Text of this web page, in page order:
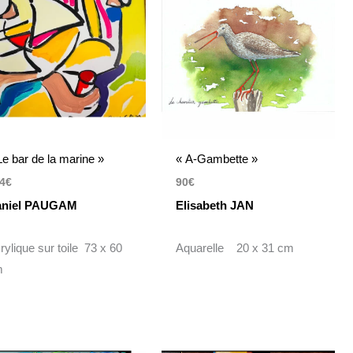
bar de la marine »
€
PAUGAM
sur toile 73 x 60
« A-Gambette »
90€
Elisabeth JAN
Aquarelle 20 x 31 cm